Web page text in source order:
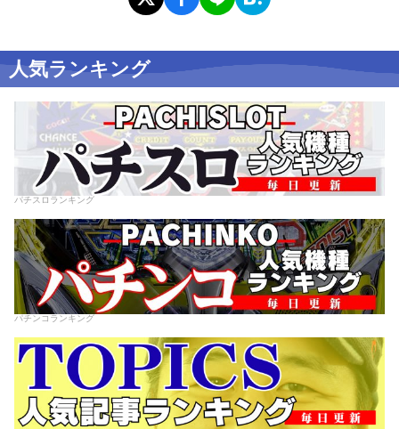
人気ランキング
パチスロランキング
パチンコランキング